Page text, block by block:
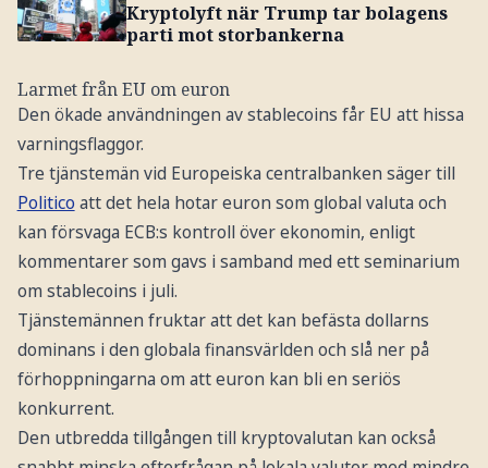
Kryptolyft när Trump tar bolagens
parti mot storbankerna
Larmet från EU om euron
Den ökade användningen av stablecoins får EU att hissa
varningsflaggor.
Tre tjänstemän vid Europeiska centralbanken säger till
Politico att det hela hotar euron som global valuta och
kan försvaga ECB:s kontroll över ekonomin, enligt
kommentarer som gavs i samband med ett seminarium
om stablecoins i juli.
Tjänstemännen fruktar att det kan befästa dollarns
dominans i den globala finansvärlden och slå ner på
förhoppningarna om att euron kan bli en seriös
konkurrent.
Den utbredda tillgången till kryptovalutan kan också